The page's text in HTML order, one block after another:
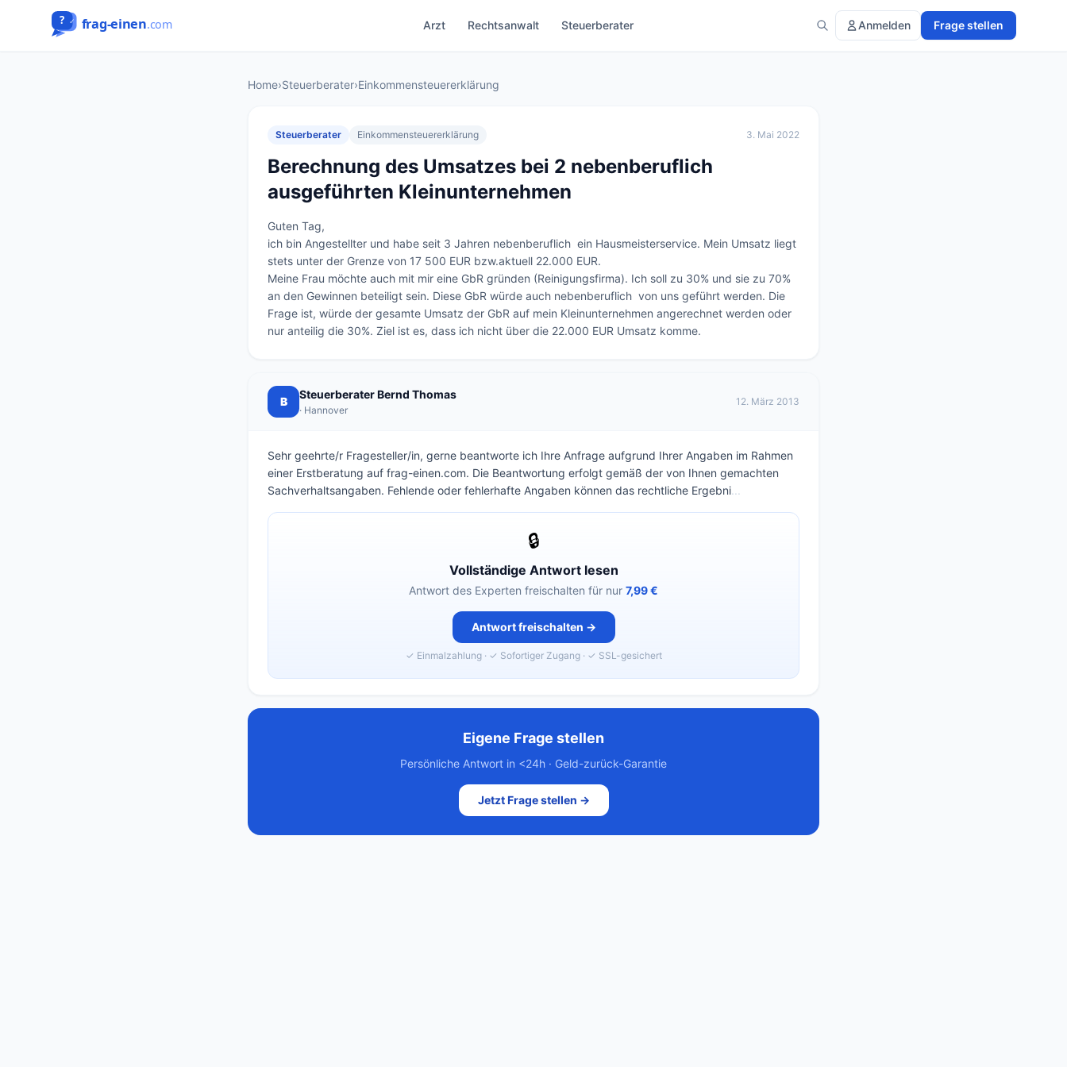
Arzt Rechtsanwalt Steuerberater Anmelden Frage stellen
Home›Steuerberater›Einkommensteuererklärung
Steuerberater Einkommensteuererklärung 3. Mai 2022
Berechnung des Umsatzes bei 2 nebenberuflich
ausgeführten Kleinunternehmen
Guten Tag,
ich bin Angestellter und habe seit 3 Jahren nebenberuflich  ein Hausmeisterservice. Mein Umsatz liegt
stets unter der Grenze von 17 500 EUR bzw.aktuell 22.000 EUR.
Meine Frau möchte auch mit mir eine GbR gründen (Reinigungsfirma). Ich soll zu 30% und sie zu 70%
an den Gewinnen beteiligt sein. Diese GbR würde auch nebenberuflich  von uns geführt werden. Die
Frage ist, würde der gesamte Umsatz der GbR auf mein Kleinunternehmen angerechnet werden oder
nur anteilig die 30%. Ziel ist es, dass ich nicht über die 22.000 EUR Umsatz komme.
B
Steuerberater Bernd Thomas
· Hannover
12. März 2013
Sehr geehrte/r Fragesteller/in, gerne beantworte ich Ihre Anfrage aufgrund Ihrer Angaben im Rahmen
einer Erstberatung auf frag-einen.com. Die Beantwortung erfolgt gemäß der von Ihnen gemachten
Sachverhaltsangaben. Fehlende oder fehlerhafte Angaben können das rechtliche Ergebni...
🔒
Vollständige Antwort lesen
Antwort des Experten freischalten für nur 7,99 €
Antwort freischalten →
✓ Einmalzahlung · ✓ Sofortiger Zugang · ✓ SSL-gesichert
Eigene Frage stellen
Persönliche Antwort in <24h · Geld-zurück-Garantie
Jetzt Frage stellen →